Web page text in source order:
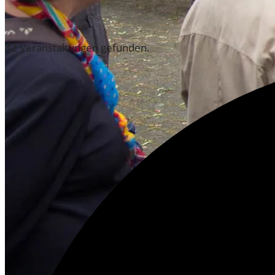
VERANSTALTUNGEN
AUS DEM ARCHIV
AUSSTELLUNGEN DES HISTORISCHEN ARCHIVS
ZEIG’S MIR! IMAGINES COLONIAE 2020
VON JAKOB ZU JACQUES 2019 / 2020
PARALLELUNIVERSUM 2019
OSKAR DER FREUNDLICHE POLIZIST 2018/
MENSCH WALLRAF! 2017/2018
200 JAHRE WAHNER HEIDE 2017
42 Veranstaltungen gefunden.